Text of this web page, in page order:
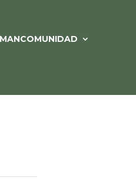
MANCOMUNIDAD